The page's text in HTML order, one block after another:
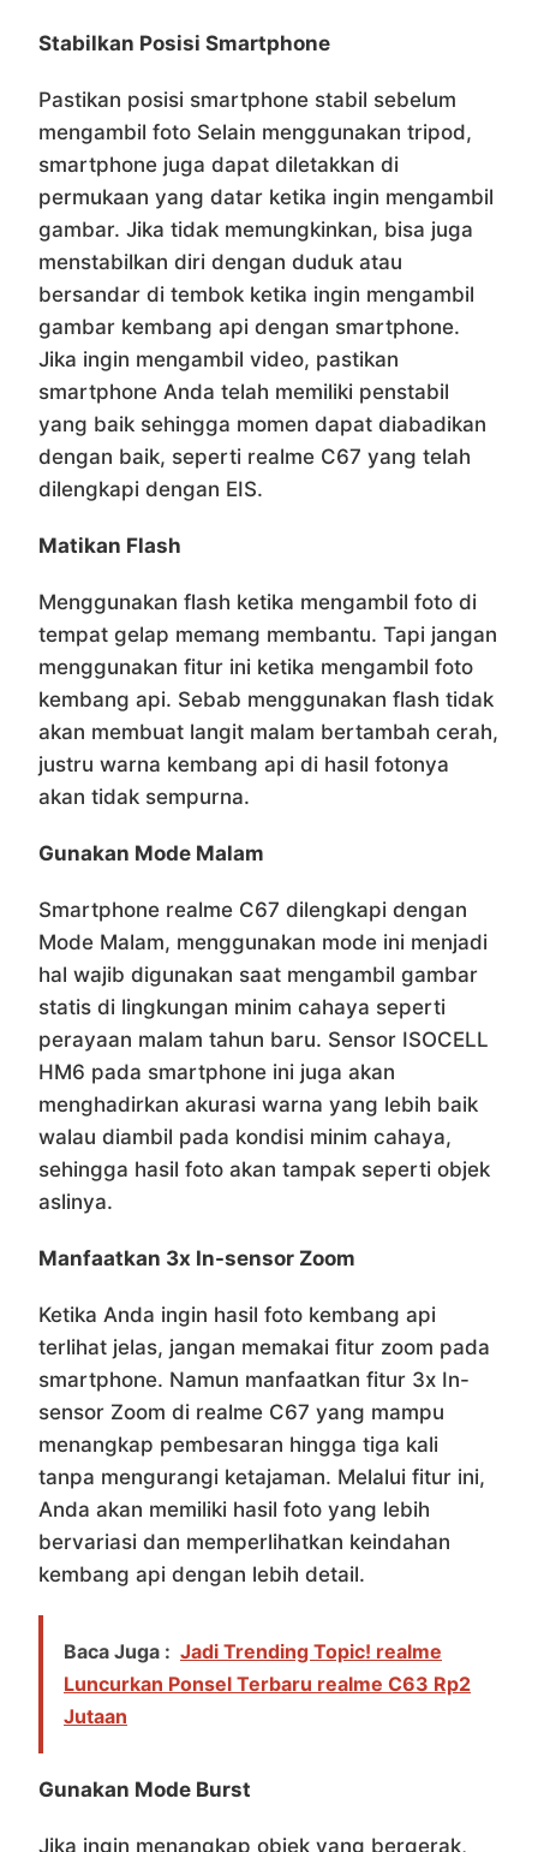
Stabilkan Posisi Smartphone
Pastikan posisi smartphone stabil sebelum
mengambil foto Selain menggunakan tripod,
smartphone juga dapat diletakkan di
permukaan yang datar ketika ingin mengambil
gambar. Jika tidak memungkinkan, bisa juga
menstabilkan diri dengan duduk atau
bersandar di tembok ketika ingin mengambil
gambar kembang api dengan smartphone.
Jika ingin mengambil video, pastikan
smartphone Anda telah memiliki penstabil
yang baik sehingga momen dapat diabadikan
dengan baik, seperti realme C67 yang telah
dilengkapi dengan EIS.
Matikan Flash
Menggunakan flash ketika mengambil foto di
tempat gelap memang membantu. Tapi jangan
menggunakan fitur ini ketika mengambil foto
kembang api. Sebab menggunakan flash tidak
akan membuat langit malam bertambah cerah,
justru warna kembang api di hasil fotonya
akan tidak sempurna.
Gunakan Mode Malam
Smartphone realme C67 dilengkapi dengan
Mode Malam, menggunakan mode ini menjadi
hal wajib digunakan saat mengambil gambar
statis di lingkungan minim cahaya seperti
perayaan malam tahun baru. Sensor ISOCELL
HM6 pada smartphone ini juga akan
menghadirkan akurasi warna yang lebih baik
walau diambil pada kondisi minim cahaya,
sehingga hasil foto akan tampak seperti objek
aslinya.
Manfaatkan 3x In-sensor Zoom
Ketika Anda ingin hasil foto kembang api
terlihat jelas, jangan memakai fitur zoom pada
smartphone. Namun manfaatkan fitur 3x In-
sensor Zoom di realme C67 yang mampu
menangkap pembesaran hingga tiga kali
tanpa mengurangi ketajaman. Melalui fitur ini,
Anda akan memiliki hasil foto yang lebih
bervariasi dan memperlihatkan keindahan
kembang api dengan lebih detail.
Baca Juga : Jadi Trending Topic! realme
Luncurkan Ponsel Terbaru realme C63 Rp2
Jutaan
Gunakan Mode Burst
Jika ingin menangkap objek yang bergerak,